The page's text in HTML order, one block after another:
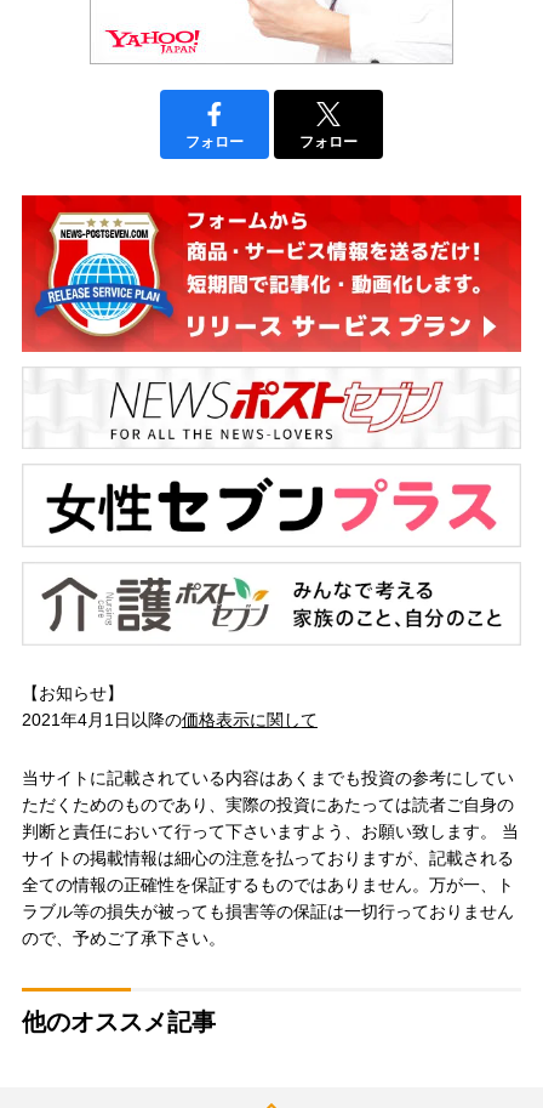
フォロー フォロー
【お知らせ】
2021年4月1日以降の価格表示に関して
当サイトに記載されている内容はあくまでも投資の参考にしてい
ただくためのものであり、実際の投資にあたっては読者ご自身の
判断と責任において行って下さいますよう、お願い致します。 当
サイトの掲載情報は細心の注意を払っておりますが、記載される
全ての情報の正確性を保証するものではありません。万が一、ト
ラブル等の損失が被っても損害等の保証は一切行っておりません
ので、予めご了承下さい。
他のオススメ記事